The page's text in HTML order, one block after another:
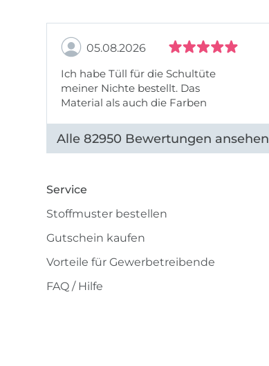
05.08.2026
Ich habe Tüll für die Schultüte
meiner Nichte bestellt. Das
Material als auch die Farben
Abbildung u sieht toll aus. Die
Lieferung erfolgte zügig u auch
Alle 82950 Bewertungen ansehen
Service
Stoffmuster bestellen
Gutschein kaufen
Vorteile für Gewerbetreibende
FAQ / Hilfe